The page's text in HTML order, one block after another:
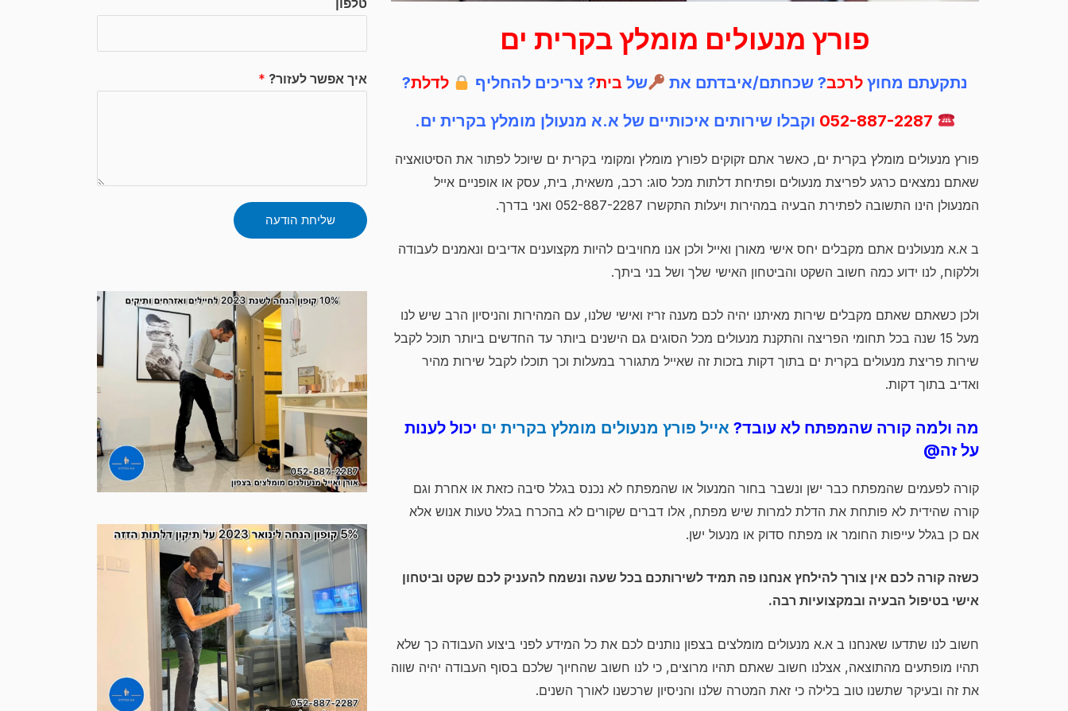
פורץ מנעולים מומלץ בקרית ים
נתקעתם מחוץ לרכב? שכחתם/איבדתם את שלבית? צריכים להחליף לדלת?
052-887-2287 וקבלו שירותים איכותיים של א.א מנעולן מומלץ בקרית ים.
פורץ מנעולים מומלץ בקרית ים, כאשר אתם זקוקים לפורץ מומלץ ומקומי בקרית ים שיוכל לפתור את הסיטואציה
שאתם נמצאים כרגע לפריצת מנעולים ופתיחת דלתות מכל סוג: רכב, משאית, בית, עסק או אופניים אייל
המנעולן הינו התשובה לפתירת הבעיה במהירות ויעלות התקשרו 052-887-2287 ואני בדרך.
ב א.א מנעולנים אתם מקבלים יחס אישי מאורן ואייל ולכן אנו מחויבים להיות מקצוענים אדיבים ונאמנים לעבודה
וללקוח, לנו ידוע כמה חשוב השקט והביטחון האישי שלך ושל בני ביתך.
ולכן כשאתם שאתם מקבלים שירות מאיתנו יהיה לכם מענה זריז ואישי שלנו, עם המהירות והניסיון הרב שיש לנו
מעל 15 שנה בכל תחומי הפריצה והתקנת מנעולים מכל הסוגים גם הישנים ביותר עד החדשים ביותר תוכל לקבל
שירות פריצת מנעולים בקרית ים בתוך דקות בזכות זה שאייל מתגורר במעלות וכך תוכלו לקבל שירות מהיר
ואדיב בתוך דקות.
מה ולמה קורה שהמפתח לא עובד? אייל פורץ מנעולים מומלץ בקרית ים יכול לענות
על זה@
קורה לפעמים שהמפתח כבר ישן ונשבר בחור המנעול או שהמפתח לא נכנס בגלל סיבה כזאת או אחרת וגם
קורה שהידית לא פותחת את הדלת למרות שיש מפתח, אלו דברים שקורים לא בהכרח בגלל טעות אנוש אלא
אם כן בגלל עייפות החומר או מפתח סדוק או מנעול ישן.
כשזה קורה לכם אין צורך להילחץ אנחנו פה תמיד לשירותכם בכל שעה ונשמח להעניק לכם שקט וביטחון
אישי בטיפול הבעיה ובמקצועיות רבה.
חשוב לנו שתדעו שאנחנו ב א.א מנעולים מומלצים בצפון נותנים לכם את כל המידע לפני ביצוע העבודה כך שלא
תהיו מופתעים מהתוצאה, אצלנו חשוב שאתם תהיו מרוצים, כי לנו חשוב שהחיוך שלכם בסוף העבודה יהיה שווה
את זה ובעיקר שתשנו טוב בלילה כי זאת המטרה שלנו והניסיון שרכשנו לאורך השנים.
טלפון
איך אפשר לעזור? *
שליחת הודעה